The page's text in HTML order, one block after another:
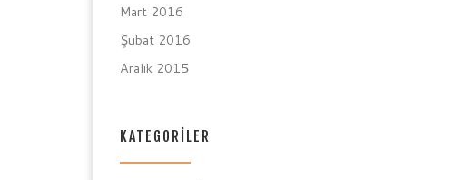
Mart 2016
Şubat 2016
Aralık 2015
KATEGORILER